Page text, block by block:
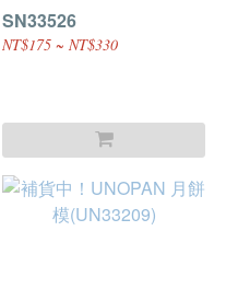
SN33526
NT$175 ~ NT$330